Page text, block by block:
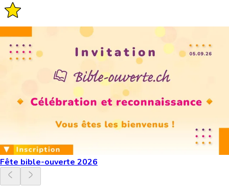
Fête bible-ouverte 2026